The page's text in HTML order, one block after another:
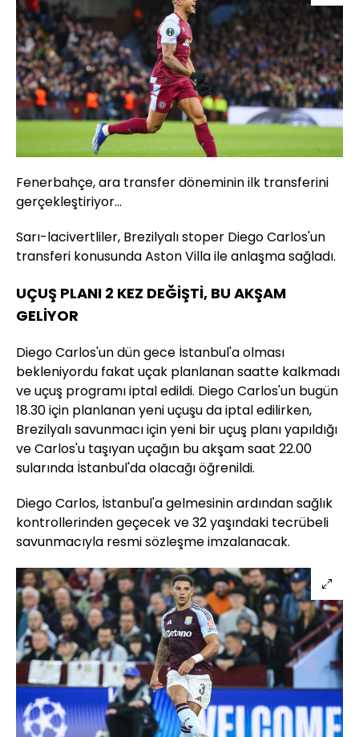
Fenerbahçe, ara transfer döneminin ilk transferini
gerçekleştiriyor...
Sarı-lacivertliler, Brezilyalı stoper Diego Carlos'un
transferi konusunda Aston Villa ile anlaşma sağladı.
UÇUŞ PLANI 2 KEZ DEĞİŞTİ, BU AKŞAM
GELİYOR
Diego Carlos'un dün gece İstanbul'a olması
bekleniyordu fakat uçak planlanan saatte kalkmadı
ve uçuş programı iptal edildi. Diego Carlos'un bugün
18.30 için planlanan yeni uçuşu da iptal edilirken,
Brezilyalı savunmacı için yeni bir uçuş planı yapıldığı
ve Carlos'u taşıyan uçağın bu akşam saat 22.00
sularında İstanbul'da olacağı öğrenildi.
Diego Carlos, İstanbul'a gelmesinin ardından sağlık
kontrollerinden geçecek ve 32 yaşındaki tecrübeli
savunmacıyla resmi sözleşme imzalanacak.